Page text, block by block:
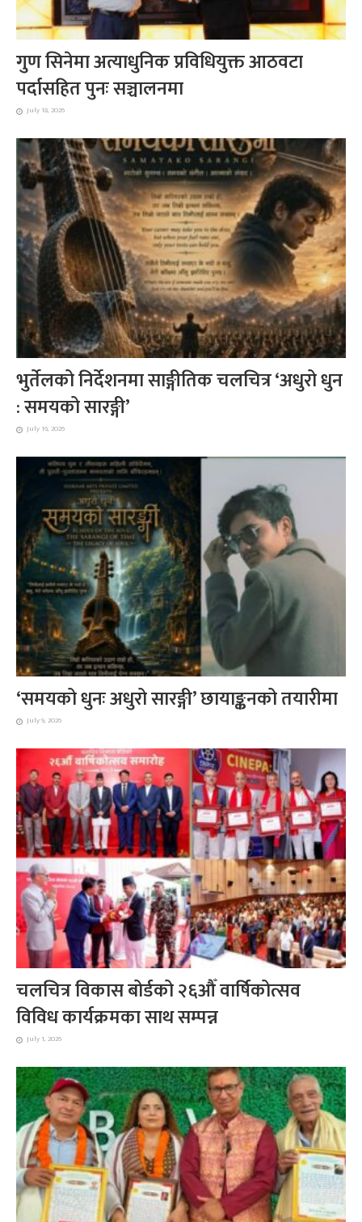
गुण सिनेमा अत्याधुनिक प्रविधियुक्त आठवटा
पर्दासहित पुनः सञ्चालनमा
July 18, 2026
भुर्तेलको निर्देशनमा साङ्गीतिक चलचित्र ‘अधुरो धुन
: समयको सारङ्गी’
July 16, 2026
‘समयको धुनः अधुरो सारङ्गी’ छायाङ्कनको तयारीमा
July 9, 2026
चलचित्र विकास बोर्डको २६औँ वार्षिकोत्सव
विविध कार्यक्रमका साथ सम्पन्न
July 1, 2026